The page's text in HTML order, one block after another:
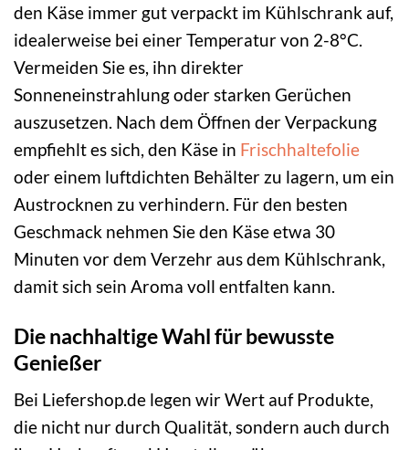
den Käse immer gut verpackt im Kühlschrank auf,
idealerweise bei einer Temperatur von 2-8°C.
Vermeiden Sie es, ihn direkter
Sonneneinstrahlung oder starken Gerüchen
auszusetzen. Nach dem Öffnen der Verpackung
empfiehlt es sich, den Käse in Frischhaltefolie
oder einem luftdichten Behälter zu lagern, um ein
Austrocknen zu verhindern. Für den besten
Geschmack nehmen Sie den Käse etwa 30
Minuten vor dem Verzehr aus dem Kühlschrank,
damit sich sein Aroma voll entfalten kann.
Die nachhaltige Wahl für bewusste
Genießer
Bei Liefershop.de legen wir Wert auf Produkte,
die nicht nur durch Qualität, sondern auch durch